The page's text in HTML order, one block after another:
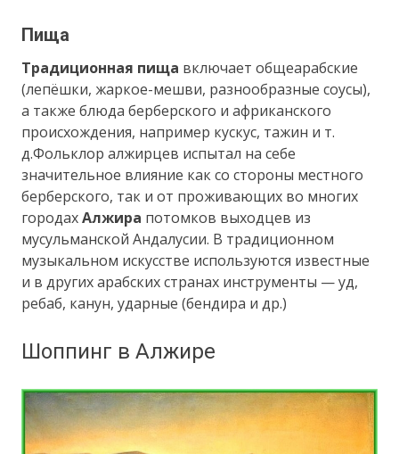
Пища
Традиционная пища включает общеарабские
(лепёшки, жаркое-мешви, разнообразные соусы),
а также блюда берберского и африканского
происхождения, например кускус, тажин и т.
д.Фольклор алжирцев испытал на себе
значительное влияние как со стороны местного
берберского, так и от проживающих во многих
городахАлжира потомков выходцев из
мусульманской Андалусии. В традиционном
музыкальном искусстве используются известные
и в других арабских странах инструменты — уд,
ребаб, канун, ударные (бендира и др.)
Шоппинг в Алжире